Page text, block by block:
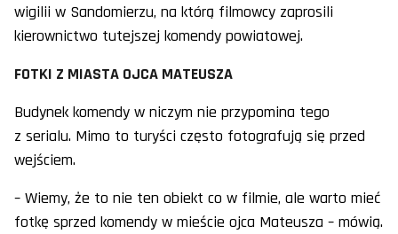
wigilii w Sandomierzu, na którą filmowcy zaprosili
kierownictwo tutejszej komendy powiatowej.
FOTKI Z MIASTA OJCA MATEUSZA
Budynek komendy w niczym nie przypomina tego
z serialu. Mimo to turyści często fotografują się przed
wejściem.
– Wiemy, że to nie ten obiekt co w filmie, ale warto mieć
fotkę sprzed komendy w mieście ojca Mateusza – mówią.